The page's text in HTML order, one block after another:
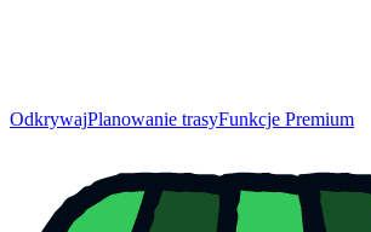
OdkrywajPlanowanie trasyFunkcje Premium